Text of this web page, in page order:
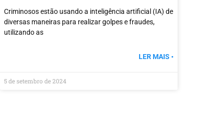
Criminosos estão usando a inteligência artificial (IA) de
diversas maneiras para realizar golpes e fraudes,
utilizando as
LER MAIS •
5 de setembro de 2024